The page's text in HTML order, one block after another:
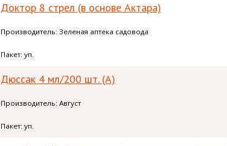
Доктор 8 стрел (в основе Актара)
Производитель: Зеленая аптека садовода
Пакет: уп.
Дюссак 4 мл/200 шт. (А)
Производитель: Август
Пакет: уп.